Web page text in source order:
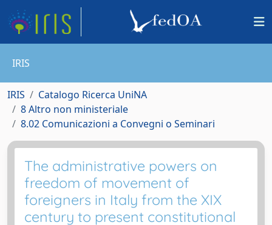
IRIS
IRIS
Catalogo Ricerca UniNA
8 Altro non ministeriale
8.02 Comunicazioni a Convegni o Seminari
The administrative powers on
freedom of movement of
foreigners in Italy from the XIX
century to present constitutional